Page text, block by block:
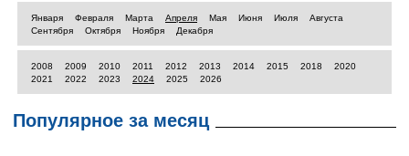
Января Февраля Марта Апреля Мая Июня Июля
Августа
Сентября
Октября Ноября Декабря
2008 2009 2010 2011 2012 2013 2014 2015 2018
2020
2021
2022 2023 2024 2025 2026
Популярное за месяц